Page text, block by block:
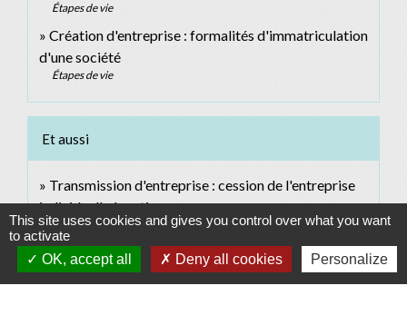
Étapes de vie
Création d'entreprise : formalités d'immatriculation
d'une société
Étapes de vie
Et aussi
Transmission d'entreprise : cession de l'entreprise
individuelle à un tiers
Étapes de vie
Pour en savoir plus
This site uses cookies and gives you control over what you want
to activate
OK, accept all
Deny all cookies Personalize